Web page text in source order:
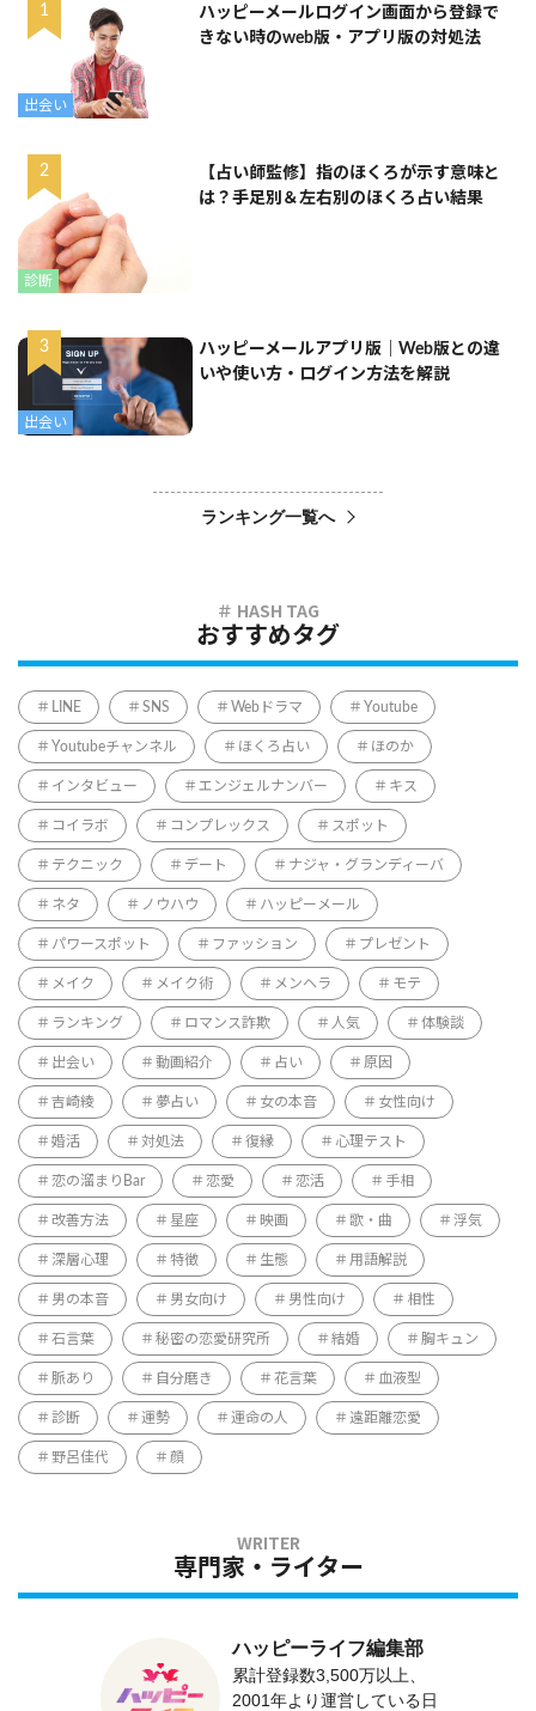
出会い
ハッピーメールログイン画面から登録で
きない時のweb版・アプリ版の対処法
診断
【占い師監修】指のほくろが示す意味と
は？手足別＆左右別のほくろ占い結果
出会い
ハッピーメールアプリ版｜Web版との違
いや使い方・ログイン方法を解説
ランキング一覧へ
おすすめタグ
LINE SNS Webドラマ Youtube
Youtubeチャンネル ほくろ占い ほのか
インタビュー エンジェルナンバー キス
コイラボ コンプレックス スポット
テクニック デート ナジャ・グランディーバ
ネタ ノウハウ ハッピーメール
パワースポット ファッション プレゼント
メイク メイク術 メンヘラ モテ
ランキング ロマンス詐欺 人気 体験談
出会い 動画紹介 占い 原因
吉崎綾 夢占い 女の本音 女性向け
婚活 対処法 復縁 心理テスト
恋の溜まりBar 恋愛 恋活 手相
改善方法 星座 映画 歌・曲 浮気
深層心理 特徴 生態 用語解説
男の本音 男女向け 男性向け 相性
石言葉 秘密の恋愛研究所 結婚 胸キュン
脈あり 自分磨き 花言葉 血液型
診断 運勢 運命の人 遠距離恋愛
野呂佳代 顔
専門家・ライター
ハッピーライフ編集部
累計登録数3,500万以上、
2001年より運営している日